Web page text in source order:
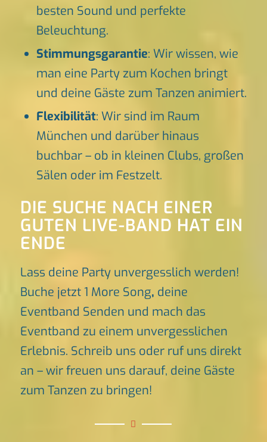
besten Sound und perfekte
Beleuchtung.
Stimmungsgarantie: Wir wissen, wie
man eine Party zum Kochen bringt
und deine Gäste zum Tanzen animiert.
Flexibilität: Wir sind im Raum
München und darüber hinaus
buchbar – ob in kleinen Clubs, großen
Sälen oder im Festzelt.
DIE SUCHE NACH EINER
GUTEN LIVE-BAND HAT EIN
ENDE
Lass deine Party unvergesslich werden!
Buche jetzt 1 More Song, deine
Eventband Senden und mach das
Eventband zu einem unvergesslichen
Erlebnis. Schreib uns oder ruf uns direkt
an – wir freuen uns darauf, deine Gäste
zum Tanzen zu bringen!